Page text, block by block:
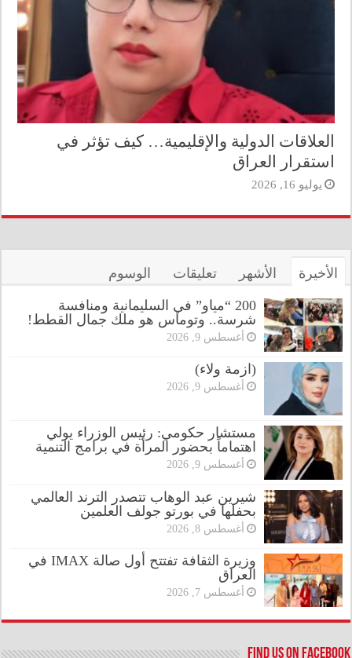
العلاقات الدولية والإقليمية… كيف تؤثر في
استقرار العراق
يوليو 16, 2026
الأخيرة الأشهر تعليقات الوسوم
200 “مياو” في السليمانية ومنافسة
شرسة.. وتوماس هو ملك جمال القطط!
أغسطس 9, 2026
(ازمة ولاء)
أغسطس 9, 2026
مستشار حكومي: رئيس الوزراء يولي
اهتماماً بحضور المرأة في برامج التنمية
أغسطس 9, 2026
شيرين عبد الوهاب تتصدر الترند العالمي
بحفلها في بورتو جولف العلمين
أغسطس 8, 2026
وزيرة الثقافة تفتتح أول صالة IMAX في
العراق
أغسطس 7, 2026
Find us on Facebook